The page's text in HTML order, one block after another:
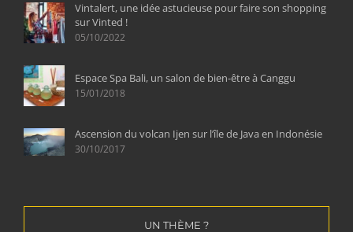
Vintalert, une idée astucieuse pour faire son shopping
sur Vinted !
05/10/2022
Espace Spa Bali, un salon de bien-être à Canggu
15/01/2018
Ascension du volcan Ijen sur l’île de Java en Indonésie
30/10/2017
UN THÈME ?